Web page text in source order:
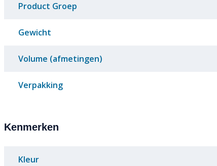
Product Groep
Gewicht
Volume (afmetingen)
Verpakking
Kenmerken
Kleur